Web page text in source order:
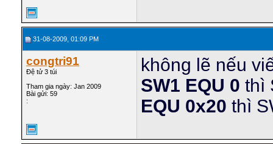
31-08-2009, 01:09 PM
congtri91
Đệ tử 3 túi
Tham gia ngày: Jan 2009
Bài gửi: 59
:
không lẽ nếu
SW1 EQU 0 thì
EQU 0x20 thì